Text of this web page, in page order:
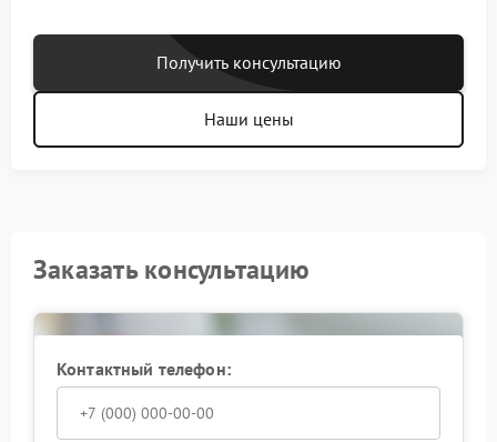
Получить консультацию
Наши цены
Заказать консультацию
Контактный телефон: